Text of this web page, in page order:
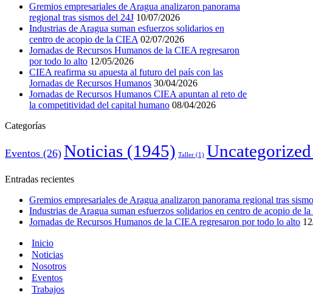
Gremios empresariales de Aragua analizaron panorama
regional tras sismos del 24J 10/07/2026
Industrias de Aragua suman esfuerzos solidarios en
centro de acopio de la CIEA 02/07/2026
Jornadas de Recursos Humanos de la CIEA regresaron
por todo lo alto 12/05/2026
CIEA reafirma su apuesta al futuro del país con las
Jornadas de Recursos Humanos 30/04/2026
Jornadas de Recursos Humanos CIEA apuntan al reto de
la competitividad del capital humano 08/04/2026
Categorías
Eventos (26) Noticias (1945) Taller (1) Uncategorized
Entradas recientes
Gremios empresariales de Aragua analizaron panorama regional tras
Industrias de Aragua suman esfuerzos solidarios en centro de acopio de
Jornadas de Recursos Humanos de la CIEA regresaron por todo lo alto
Inicio
Noticias
Nosotros
Eventos
Trabajos